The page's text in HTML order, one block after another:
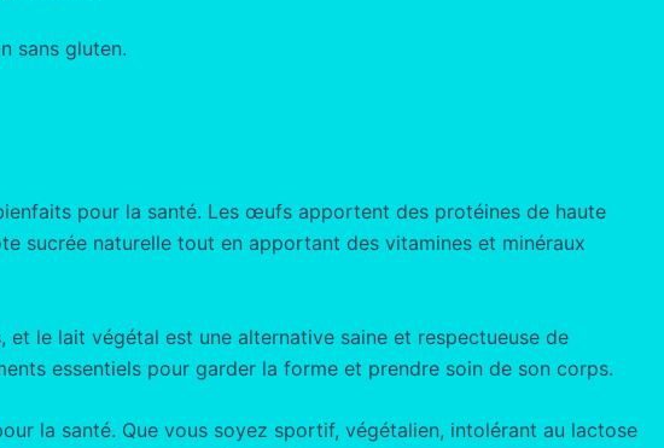
sans gluten.
pour la santé. Les œufs apportent des protéines de haute
sucrée naturelle tout en apportant des vitamines et minéraux
le lait végétal est une alternative saine et respectueuse de
essentiels pour garder la forme et prendre soin de son corps.
la santé. Que vous soyez sportif, végétalien, intolérant au lactose